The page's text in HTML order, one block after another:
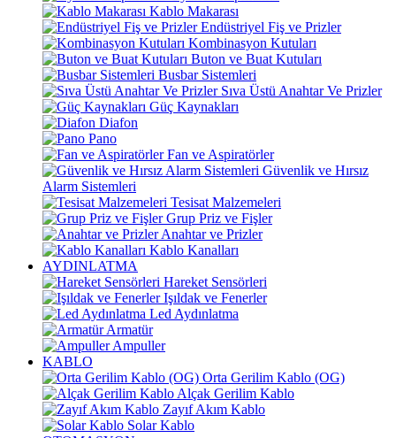
Kablo Makarası
Endüstriyel Fiş ve Prizler
Kombinasyon Kutuları
Buton ve Buat Kutuları
Busbar Sistemleri
Sıva Üstü Anahtar Ve Prizler
Güç Kaynakları
Diafon
Pano
Fan ve Aspiratörler
Güvenlik ve Hırsız
Alarm Sistemleri
Tesisat Malzemeleri
Grup Priz ve Fişler
Anahtar ve Prizler
Kablo Kanalları
AYDINLATMA
Hareket Sensörleri
Işıldak ve Fenerler
Led Aydınlatma
Armatür
Ampuller
KABLO
Orta Gerilim Kablo (OG)
Alçak Gerilim Kablo
Zayıf Akım Kablo
Solar Kablo